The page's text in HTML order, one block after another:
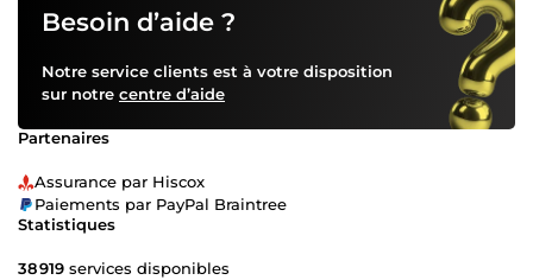
Besoin d’aide ?
Notre service clients est à votre disposition
sur notre centre d’aide
Partenaires
Assurance par Hiscox
Paiements par PayPal Braintree
Statistiques
38 919 services disponibles